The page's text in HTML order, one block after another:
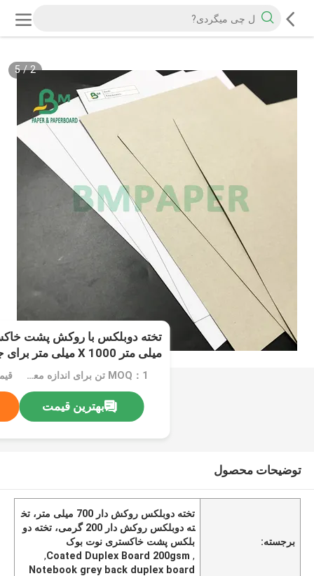
2
/
5
میلی متر X 1000 میلی متر برای جلد نوت بوک
MOQ：1 تن برای اندازه معمولی یا 10 تن برای اندازه خاص
بهترین قیمت
توضیحات محصول
برجسته:
تخته دوبلکس روکش دار 700 میلی متر، تخ
ته دوبلکس روکش دار 200 گرمی، تخته دو
بلکس پشت خاکستری نوت بوک
,
Coated Duplex Board 200gsm
,
Notebook grey back duplex board